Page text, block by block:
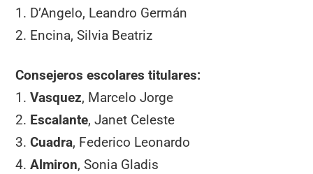
1. D’Angelo, Leandro Germán
2. Encina, Silvia Beatriz
Consejeros escolares titulares:
1.Vasquez, Marcelo Jorge
2. Escalante, Janet Celeste
3.Cuadra, Federico Leonardo
4.Almiron, Sonia Gladis